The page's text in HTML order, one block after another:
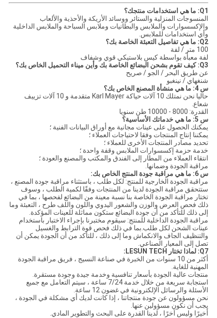
Q1: ما هي استخدامات منتجك؟
المنسوجات المنزلية والستائر ووسائد الأريكة والأحذية والألعاب
والإكسسوارات والملابس والبطانيات وملابس السباحة والملابس الداخلية
وأي استخدامات للملابس.
Q2: ما هي تفاصيل التعبئة الخاصة بك؟
100 متر / لفة
لفة معبأة بواسطة كيس بلاستيكي قوي وشفاف
Q3: كيف تقوم بشحن البضائع الخاصة بك وأين ميناء التحميل الخاص بك؟
عن طريق البحر / الجو / صريح
شنغهاي / نينغبو
س 4: ما هي منشأة المصنع الخاص بك؟
حاليا نحن نمتلك 10 آلات حياكة Karl Mayer متقدمة و 10 آلات تزييف
شعاع.
القدرة: 8000 - 10000 طن سنويا
س 5: ما هي خدماتك الأساسية؟
يمكنك الحصول على عينات مجانية مع أوراق البيانات الفنية ؛
يمكننا إنتاج المنتجات وفقا لاحتياجات العملاء ؛
تحديد مصادر المنتجات الأخرى للعملاء ؛
خدمة حزمة إكسسوارات الملابس وقفة واحدة ؛
انتقاء العملاء من المطار إلى الفندق والمكتب والمصنع والعودة ؛
مراقبة الجودة وضمانها.
س 6: ما هي مراقبة جودة المنتج الخاص بك:
مراقبة الجودة الخارجية للمنتج: لكل طلب ، باستثناء مراقبة جودة المصنع ،
ستتحقق مراقبة الجودة لدينا من المنتجات وفقًا لكمية الطلب ، وسوف
تختار مراقبة الجودة الخاصة بنا نسبة معينة من البضائع لفحصها ، بما في
ذلك فحص العرض والوزن والشعور اليدوي واللون واللف طرح ، التعبئة وما
إلى ذلك للتأكد من أن جودة البضائع ستكون مماثلة للعينات المؤكدة.
مراقبة الجودة الداخلية للمنتج: سيقوم مختبرنا بإجراء الاختبار باستخدام
عينات الشحن لكل طلب.بما في ذلك فحص قوة الترابط والغسيل
والتنظيف الجاف والانكماش وما إلى ذلك ، للتأكد من أن الجودة يمكن أن
تصل إلى المعيار الصناعي.
Q7: لماذا تختار LESUN TECH:
أكثر من 10 سنوات من الخبرة في صناعة النسيج ، فريق مراقبة الجودة
المهنية للغاية.
منتجات عالية الجودة بأسعار تنافسية وخدمة جيدة وجودة مستقرة.
استجابة سريعة من خلال خدمة 7/24 ساعة ، سيتم التعامل مع جميع
الأسئلة والرسائل الإلكترونية في غضون 12 ساعة.
نحن مسؤولون عن جودة منتجاتنا ، إذا كانت لديك أي مشكلة في الجودة ،
يجب أن نكون مسؤولين عنها.
أخيرًا وليس آخرًا ، لدينا القدرة على البحث والتطوير المادي.